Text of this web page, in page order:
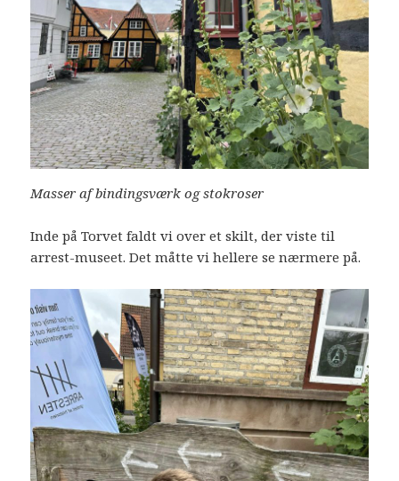
Masser af bindingsværk og stokroser
Inde på Torvet faldt vi over et skilt, der viste til
arrest-museet. Det måtte vi hellere se nærmere på.